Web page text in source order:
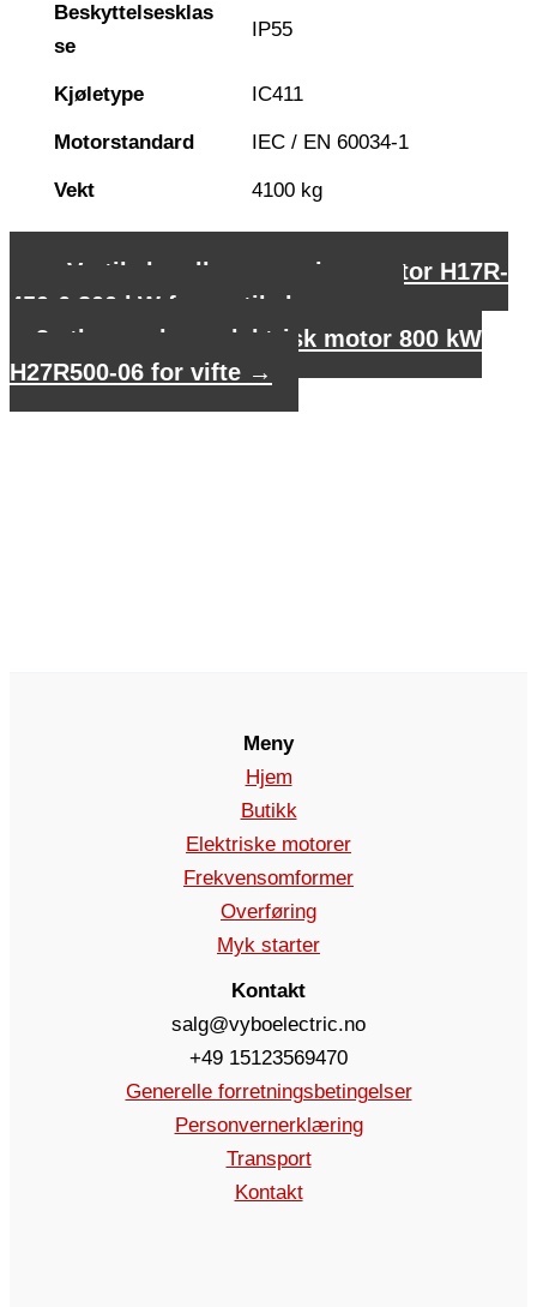
Beskyttelsesklas
se
IP55
Kjøletype IC411
Motorstandard IEC / EN 60034-1
Vekt 4100 kg
Vertikal mellomspenningsmotor H17R-
450-6 800 kW for vertikal pumpe
3 stk. asynkron elektrisk motor 800 kW
H27R500-06 for vifte →
Meny
Hjem
Butikk
Elektriske motorer
Frekvensomformer
Overføring
Myk starter
Kontakt
salg@vyboelectric.no
+49 15123569470
Generelle forretningsbetingelser
Personvernerklæring
Transport
Kontakt